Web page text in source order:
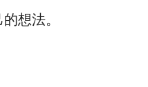
想法。